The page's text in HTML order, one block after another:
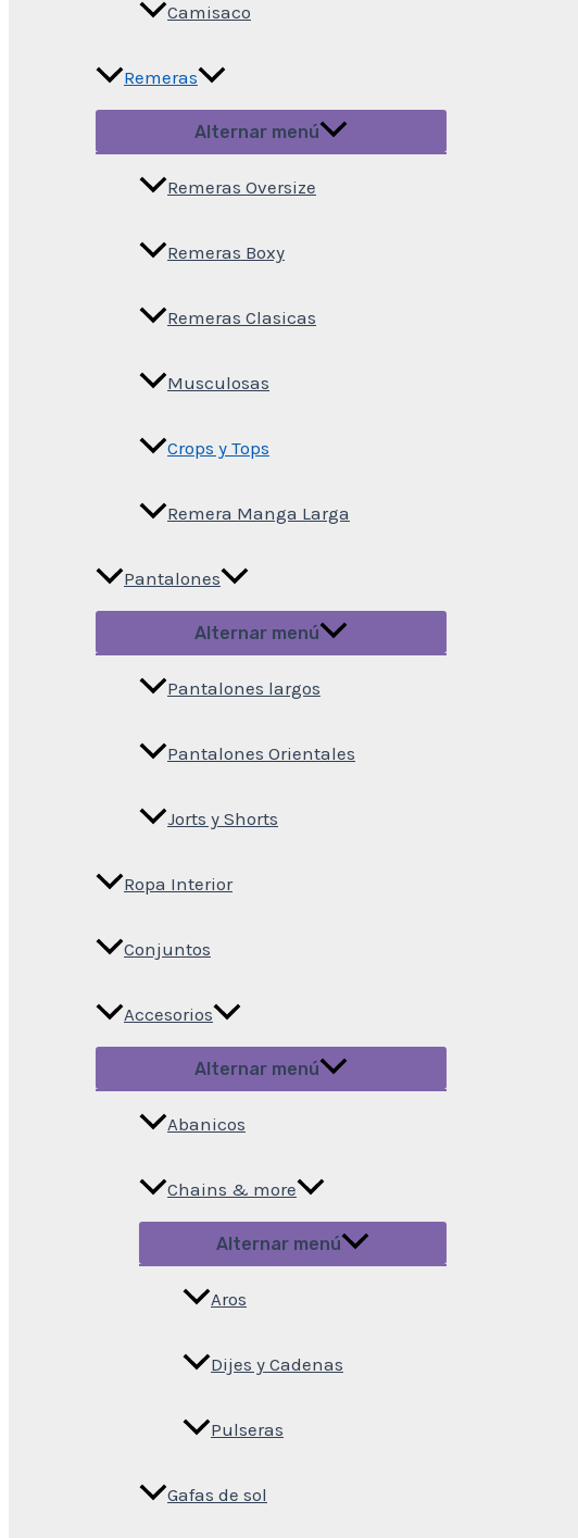
Camisaco
Remeras
Alternar menú
Remeras Oversize
Remeras Boxy
Remeras Clasicas
Musculosas
Crops y Tops
Remera Manga Larga
Pantalones
Alternar menú
Pantalones largos
Pantalones Orientales
Jorts y Shorts
Ropa Interior
Conjuntos
Accesorios
Alternar menú
Abanicos
Chains & more
Alternar menú
Aros
Dijes y Cadenas
Pulseras
Gafas de sol